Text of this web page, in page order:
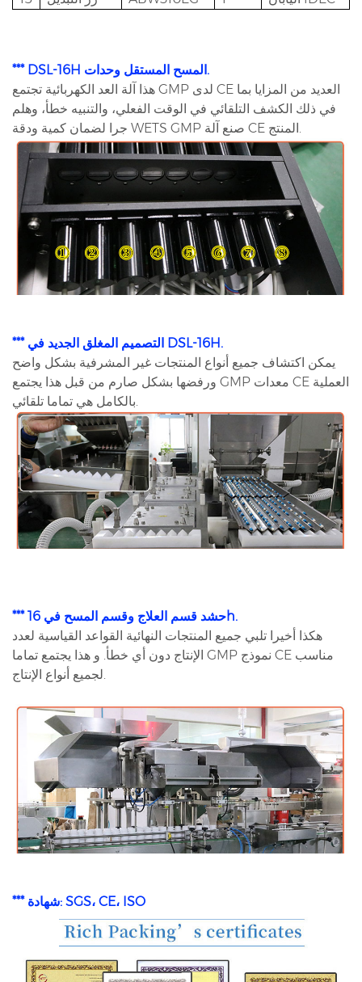
*** DSL-16H المسح المستقل وحدات.
هذا آلة العد الكهربائية تجتمع GMP لدى CE العديد من المزايا بما
في ذلك الكشف التلقائي في الوقت الفعلي، والتنبيه خطأ، وهلم
جرا لضمان كمية ودقة WETS GMP صنع آلة CE المنتج.
*** التصميم المغلق الجديد في DSL-16H.
يمكن اكتشاف جميع أنواع المنتجات غير المشرفية بشكل واضح
ورفضها بشكل صارم من قبل هذا يجتمع GMP معدات CE العملية
بالكامل هي تماما تلقائي.
*** حشد قسم العلاج وقسم المسح في 16h.
هكذا أخيرا تلبي جميع المنتجات النهائية القواعد القياسية لعدد
الإنتاج دون أي خطأ. و هذا يجتمع تماما GMP نموذج CE مناسب
*** شهادة: SGS، CE، ISO